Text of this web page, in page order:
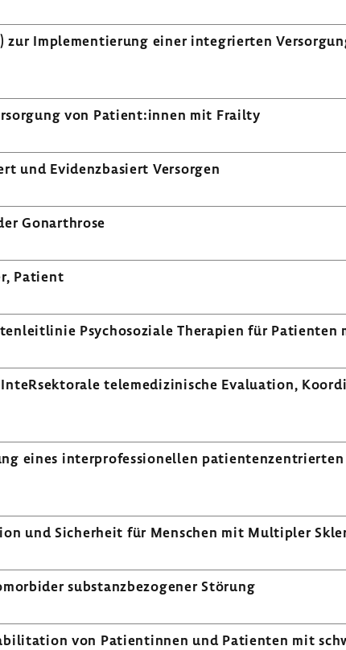
zur Imple­men­tie­rung einer inte­grierten
von Patient:innen mit Frailty
und Evidenz­ba­siert Versorgen
Gonar­throse
Patient
Psycho­so­ziale Thera­pien für Pati­enten
InteR­sek­to­rale tele­me­di­zi­ni­sche Evalua­tion,
eines inter­pro­fes­sio­nellen pati­en­ten­zen­trierten
und Sicher­heit für Menschen mit Multi­pler
substanz­be­zo­gener Störung
von Pati­en­tinnen und Pati­enten mit